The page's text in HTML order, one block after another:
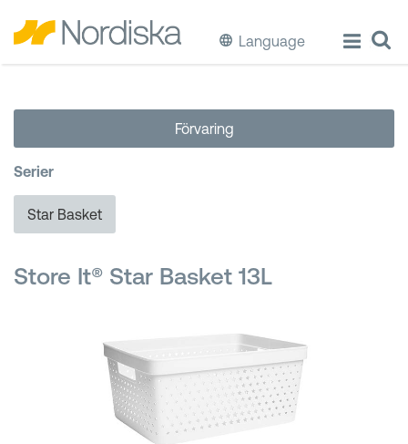
Language
Laga & Förvara mat
Diska & Städa
Förvaring
Hinkar & Tunnor
Kundkorgar
Förvaring
Serier
Star Basket
Store It® Star Basket 13L